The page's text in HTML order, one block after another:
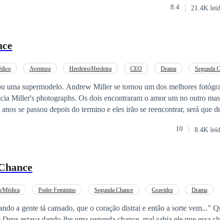
alguém, depois de tudo? Será que toda maldade que fizeram com
ou se ela ainda vai acreditar que existem pessoas boas no mundo.
8.4 21.4K
Aventura Herdeiro/Herdeira CEO Drama
Segunda
se tornou um dos melhores fotógrafos de Nova
encontraram o amor um no outro mas acabaram se
10 8.4K
Médica Poder Feminino Segunda Chance Gravidez
Drama
a gente tá cansado, que o coração distrai e então a sorte vem..." Quando ele a